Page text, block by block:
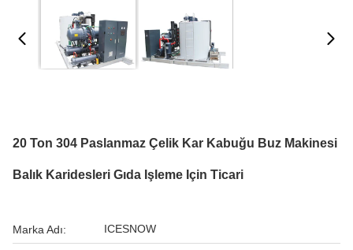
20 Ton 304 Paslanmaz Çelik Kar Kabuğu Buz Makinesi
Balık Karidesleri Gıda Işleme Için Ticari
Marka Adı: ICESNOW